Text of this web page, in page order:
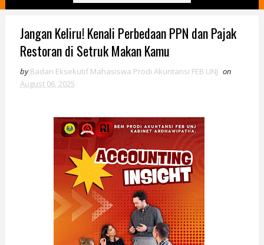
Jangan Keliru! Kenali Perbedaan PPN dan Pajak
Restoran di Setruk Makan Kamu
by Badan Eksekutif Mahasiswa Prodi Akuntansi FEB UNJ on
August 06, 2025